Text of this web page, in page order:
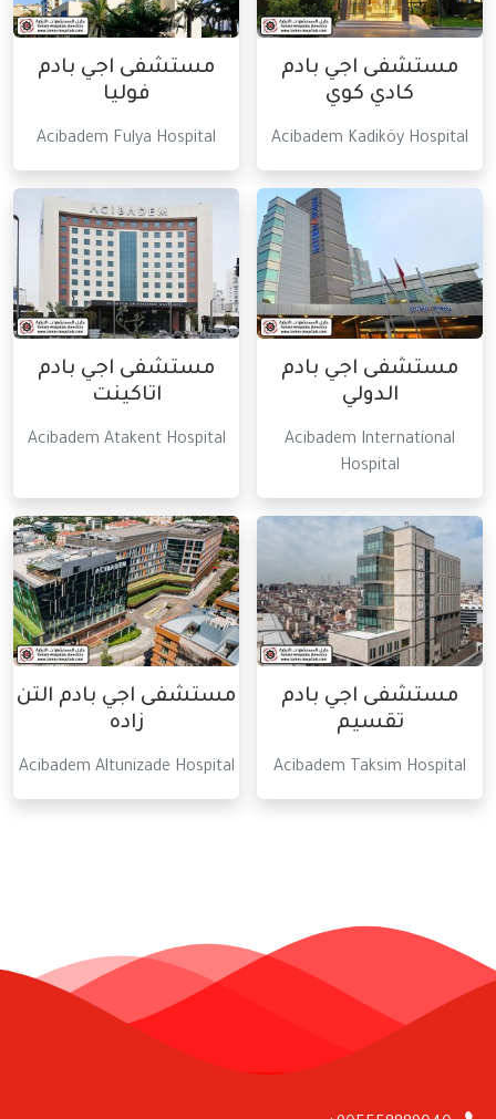
مستشفى اجي بادم
كادي كوي
Acibadem Kadiköy Hospital
مستشفى اجي بادم
فوليا
Acibadem Fulya Hospital
مستشفى اجي بادم
الدولي
Acibadem International
Hospital
مستشفى اجي بادم
اتاكينت
Acibadem Atakent Hospital
مستشفى اجي بادم
تقسيم
Acibadem Taksim Hospital
مستشفى اجي بادم التن
زاده
Acibadem Altunizade Hospital